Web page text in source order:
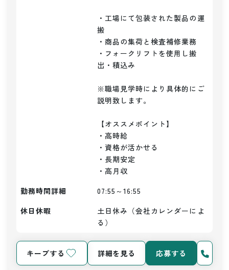
・工場にて包装された製品の運
搬
・商品の集荷と検査補修業務
・フォークリフトを使用し搬
出・積込み
※職場見学時により具体的にご
説明致します。
【オススメポイント】
・高時給
・資格が活かせる
・長期安定
・高月収
勤務時間詳細
07:55～16:55
休日休暇
土日休み（会社カレンダーによ
る）
キープする 詳細を見る 応募する